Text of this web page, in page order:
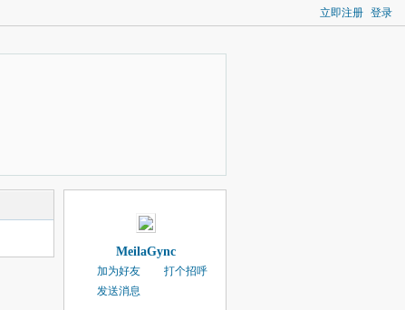
立即注册 登录
MeilaGync
加为好友
打个招呼
发送消息